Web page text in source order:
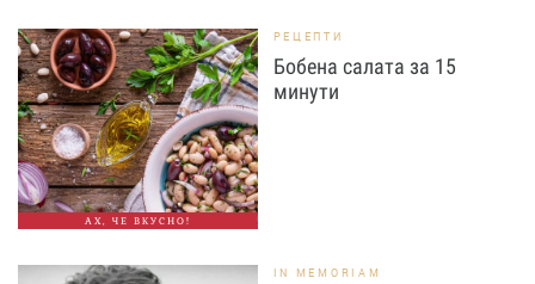
АХ, ЧЕ ВКУСНО!
РЕЦЕПТИ
Бобена салата за 15
минути
IN MEMORIAM